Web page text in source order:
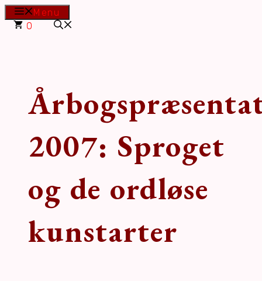
Hop
Menu
0
2007: Sproget
og de ordløse
kunstarter